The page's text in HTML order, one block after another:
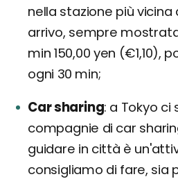
nella stazione più vicina
arrivo, sempre
min 150,00 yen (€1,10),
ogni 30 min;
Car sharing a Tokyo ci
compagnie di car
guidare in città è
consigliamo di fare, sia